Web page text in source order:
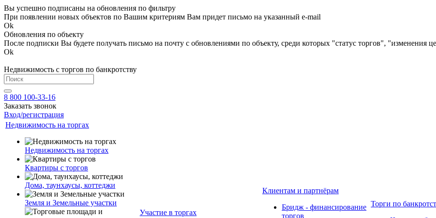
Вы успешно подписаны на обновления по фильтру
При появлении новых объектов по Вашим критериям Вам придет письмо на указанный e-mail
Ok
Обновления по объекту
После подписки Вы будете получать письмо на почту с обновлениями по объекту, среди которых "статус торгов", "изменения
Ok
Недвижимость с торгов по банкротству
8 800 100-33-16
Заказать звонок
Вход/регистрация
Недвижимость на торгах
Недвижимость на торгах
Квартиры с торгов
Дома, таунхаусы, коттеджи
Земля и Земельные участки
Участие в торгах
Клиентам и партнёрам
Бридж - финансирование
торгов
Торги по